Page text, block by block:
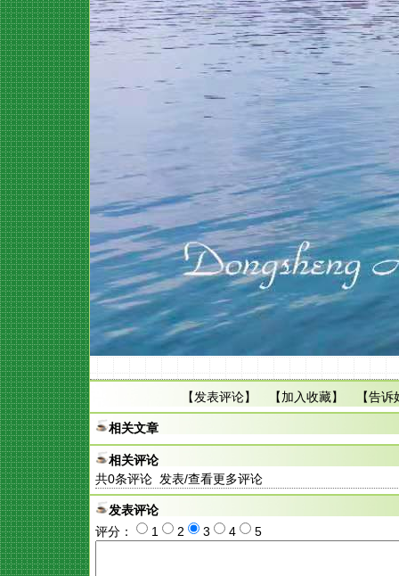
【发表评论】 【加入收藏】 【告诉
相关文章
相关评论
共0条评论 发表/查看更多评论
发表评论
评分：
1 2 3 4 5